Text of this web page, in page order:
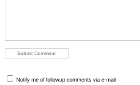
Notify me of followup comments via e-mail